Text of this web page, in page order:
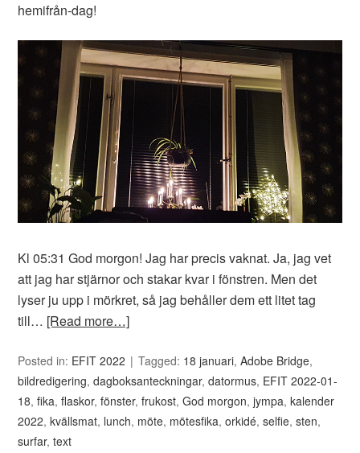
hemifrån-dag!
Kl 05:31 God morgon! Jag har precis vaknat. Ja, jag vet
att jag har stjärnor och stakar kvar i fönstren. Men det
lyser ju upp i mörkret, så jag behåller dem ett litet tag
till… [Read more…]
Posted in: EFIT 2022 Tagged: 18 januari,Adobe Bridge,
bildredigering,dagboksanteckningar,datormus, EFIT 2022-01-
18,fika,flaskor,fönster,frukost,God morgon,jympa,kalender
2022,kvällsmat, lunch, möte, mötesfika,orkidé,selfie,sten,
surfar,text